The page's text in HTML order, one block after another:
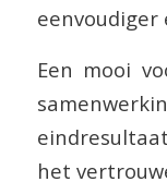
Een mooi
het